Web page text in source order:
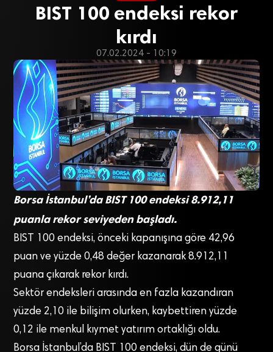
BIST 100 endeksi rekor
kırdı
07.02.2024 - 10:19
Borsa İstanbul’da BIST 100 endeksi 8.912,11
puanla rekor seviyeden başladı.
BIST 100 endeksi, önceki kapanışına göre 42,96
puan ve yüzde 0,48 değer kazanarak 8.912,11
puana çıkarak rekor kırdı.
Sektör endeksleri arasında en fazla kazandıran
yüzde 2,10 ile bilişim olurken, kaybettiren yüzde
0,12 ile menkul kıymet yatırım ortaklığı oldu.
Borsa İstanbul’da BIST 100 endeksi, dün de günü